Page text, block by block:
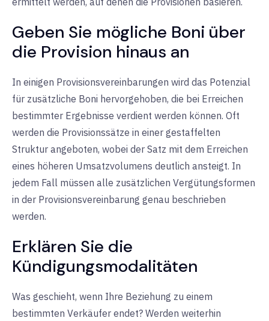
Geben Sie mögliche Boni über
die Provision hinaus an
In einigen Provisionsvereinbarungen wird das Potenzial
für zusätzliche Boni hervorgehoben, die bei Erreichen
bestimmter Ergebnisse verdient werden können. Oft
werden die Provisionssätze in einer gestaffelten
Struktur angeboten, wobei der Satz mit dem Erreichen
eines höheren Umsatzvolumens deutlich ansteigt. In
jedem Fall müssen alle zusätzlichen Vergütungsformen
in der Provisionsvereinbarung genau beschrieben
werden.
Erklären Sie die
Kündigungsmodalitäten
Was geschieht, wenn Ihre Beziehung zu einem
bestimmten Verkäufer endet? Werden weiterhin